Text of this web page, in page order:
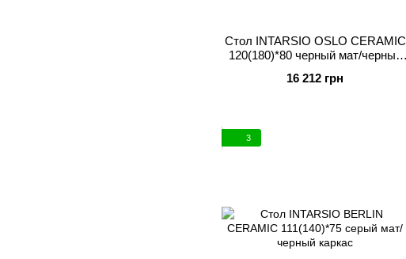
Стол INTARSIO OSLO CERAMIC
120(180)*80 черный мат/черный
16 212 грн
3